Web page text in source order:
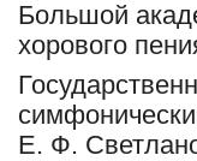
Большой
хорового
Е. Ф.